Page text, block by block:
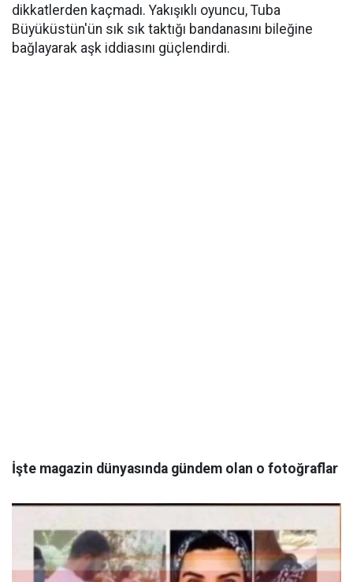
dikkatlerden kaçmadı. Yakışıklı oyuncu, Tuba
Büyüküstün'ün sık sık taktığı bandanasını bileğine
bağlayarak aşk iddiasını güçlendirdi.
İşte magazin dünyasında gündem olan o fotoğraflar